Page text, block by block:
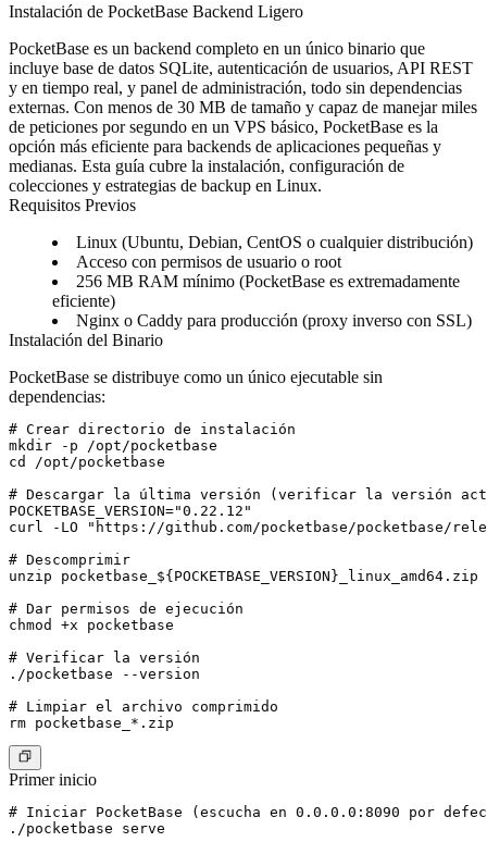
Instalación de PocketBase Backend Ligero
PocketBase es un backend completo en un único binario que
incluye base de datos SQLite, autenticación de usuarios, API REST
y en tiempo real, y panel de administración, todo sin dependencias
externas. Con menos de 30 MB de tamaño y capaz de manejar miles
de peticiones por segundo en un VPS básico, PocketBase es la
opción más eficiente para backends de aplicaciones pequeñas y
medianas. Esta guía cubre la instalación, configuración de
colecciones y estrategias de backup en Linux.
Requisitos Previos
Linux (Ubuntu, Debian, CentOS o cualquier distribución)
Acceso con permisos de usuario o root
256 MB RAM mínimo (PocketBase es extremadamente
eficiente)
Nginx o Caddy para producción (proxy inverso con SSL)
Instalación del Binario
PocketBase se distribuye como un único ejecutable sin
dependencias:
# Crear directorio de instalación
mkdir -p /opt/pocketbase
cd /opt/pocketbase
# Descargar la última versión (verificar la versión
POCKETBASE_VERSION="0.22.12"
curl -LO "https://github.com/pocketbase/pocketbase/releases/
# Descomprimir
unzip pocketbase_${POCKETBASE_VERSION}_linux_amd64.zip
# Dar permisos de ejecución
chmod +x pocketbase
# Verificar la versión
./pocketbase --version
# Limpiar el archivo comprimido
Primer inicio
# Iniciar PocketBase (escucha en 0.0.0.0:8090 por
./pocketbase serve